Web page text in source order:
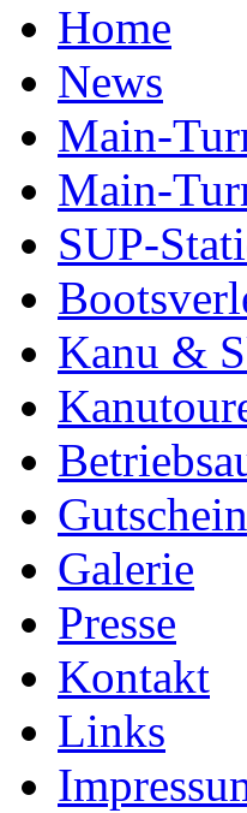
Home
News
Main-
Main-
SUP-
Kanu &
Galerie
Presse
Kontakt
Links